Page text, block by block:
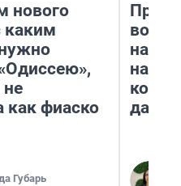
нового
каким
как фиаско
Губарь
нам
даже